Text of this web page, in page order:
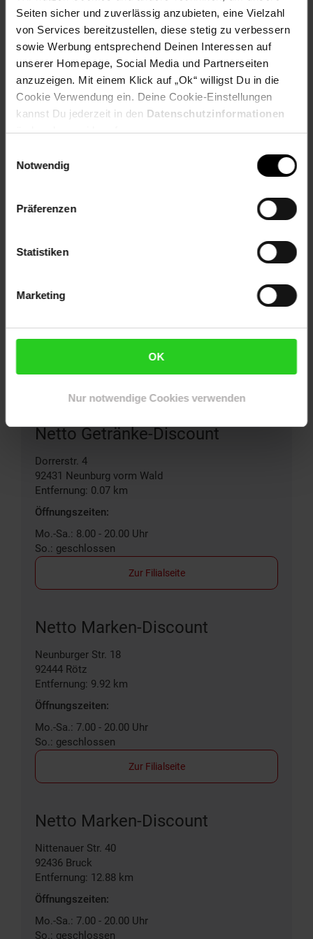
Seiten sicher und zuverlässig anzubieten, eine Vielzahl
von Services bereitzustellen, diese stetig zu verbessern
sowie Werbung entsprechend Deinen Interessen auf
unserer Homepage, Social Media und Partnerseiten
anzuzeigen. Mit einem Klick auf „Ok“ willigst Du in die
Cookie Verwendung ein. Deine Cookie-Einstellungen
kannst Du jederzeit in den Datenschutzinformationen
ändern bzw. widerrufen.
Notwendig
Präferenzen
Statistiken
Marketing
OK
Nur notwendige Cookies verwenden
Stets mobil durch den
Sommer
Zum Prospekt
Filialen in der Nähe
Netto Getränke-Discount
Dorrerstr. 4
92431 Neunburg vorm Wald
Entfernung: 0.07 km
Öffnungszeiten:
Mo.-Sa.: 8.00 - 20.00 Uhr
So.: geschlossen
Zur Filialseite
Netto Marken-Discount
Neunburger Str. 18
92444 Rötz
Entfernung: 9.92 km
Öffnungszeiten:
Mo.-Sa.: 7.00 - 20.00 Uhr
So.: geschlossen
Zur Filialseite
Netto Marken-Discount
Nittenauer Str. 40
92436 Bruck
Entfernung: 12.88 km
Öffnungszeiten:
Mo.-Sa.: 7.00 - 20.00 Uhr
So.: geschlossen